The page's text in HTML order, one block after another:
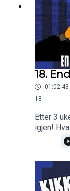
18.
01:02:43
18
Etter 3
igjen!
Skader?
vi til og